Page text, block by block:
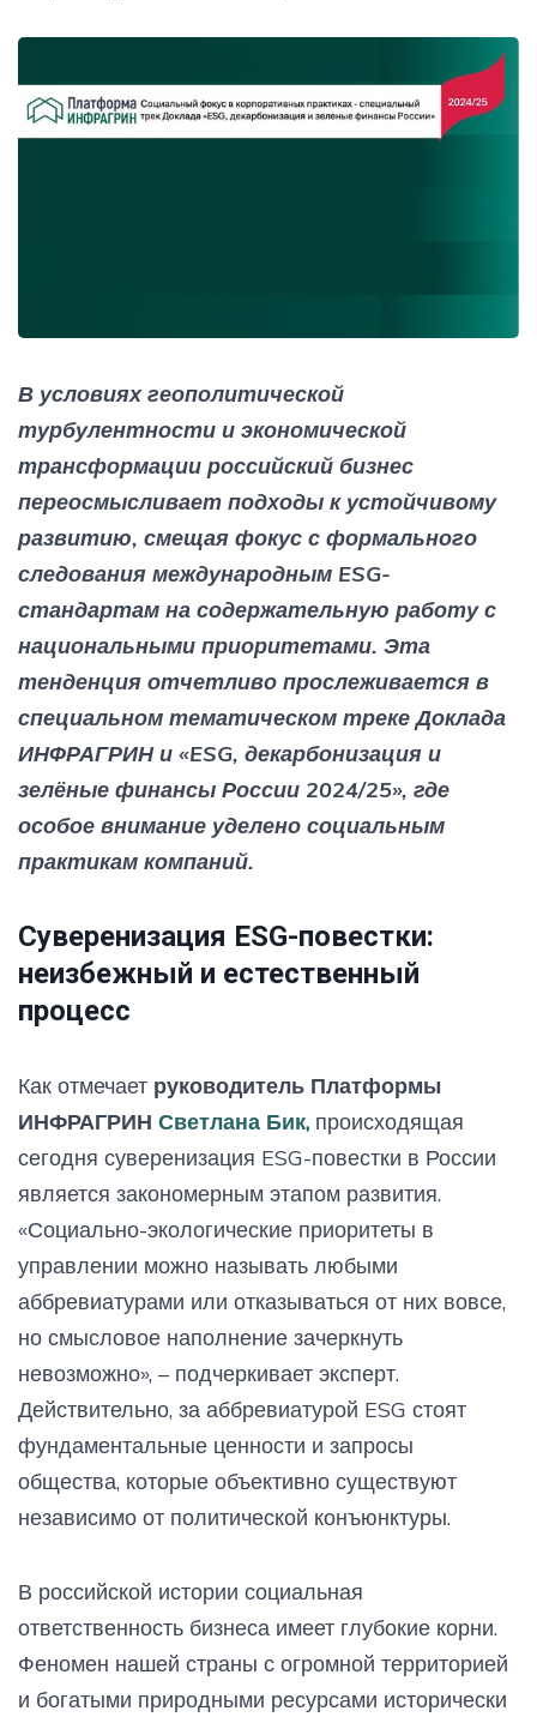
В условиях геополитической
турбулентности и экономической
трансформации российский бизнес
переосмысливает подходы к устойчивому
развитию, смещая фокус с формального
следования международным ESG-
стандартам на содержательную работу с
национальными приоритетами. Эта
тенденция отчетливо прослеживается в
специальном тематическом треке Доклада
ИНФРАГРИН и «ESG, декарбонизация и
зелёные финансы России 2024/25», где
особое внимание уделено социальным
практикам компаний.
Суверенизация ESG-повестки:
неизбежный и естественный
процесс
Как отмечает руководитель Платформы
ИНФРАГРИН Светлана Бик, происходящая
сегодня суверенизация ESG-повестки в России
является закономерным этапом развития.
«Социально-экологические приоритеты в
управлении можно называть любыми
аббревиатурами или отказываться от них вовсе,
но смысловое наполнение зачеркнуть
невозможно», – подчеркивает эксперт.
Действительно, за аббревиатурой ESG стоят
фундаментальные ценности и запросы
общества, которые объективно существуют
независимо от политической конъюнктуры.
В российской истории социальная
ответственность бизнеса имеет глубокие корни.
Феномен нашей страны с огромной территорией
и богатыми природными ресурсами исторически